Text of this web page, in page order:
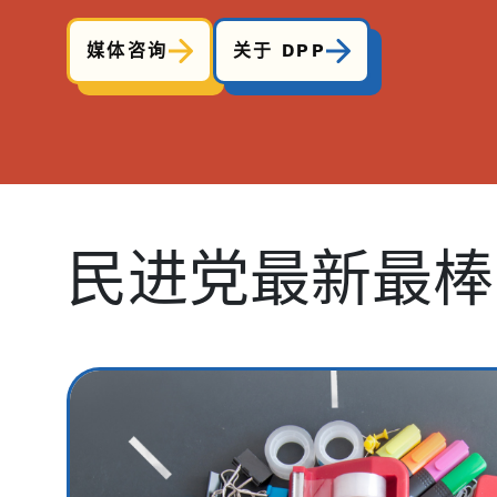
媒体咨询 关于 DPP
民进党最新最